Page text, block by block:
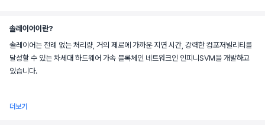
솔레이어이란?
솔레이어는 전례 없는 처리량, 거의 제로에 가까운 지연 시간, 강력한 컴포저빌리티를
달성할 수 있는 차세대 하드웨어 가속 블록체인 네트워크인 인피니SVM을 개발하고
있습니다.
더보기